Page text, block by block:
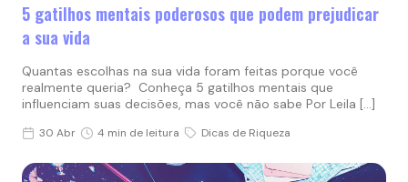
5 gatilhos mentais poderosos que podem prejudicar
a sua vida
Quantas escolhas na sua vida foram feitas porque você
realmente queria? Conheça 5 gatilhos mentais que
influenciam suas decisões, mas você não sabe Por Leila […]
30 Abr 4 min de leitura Dicas de Riqueza